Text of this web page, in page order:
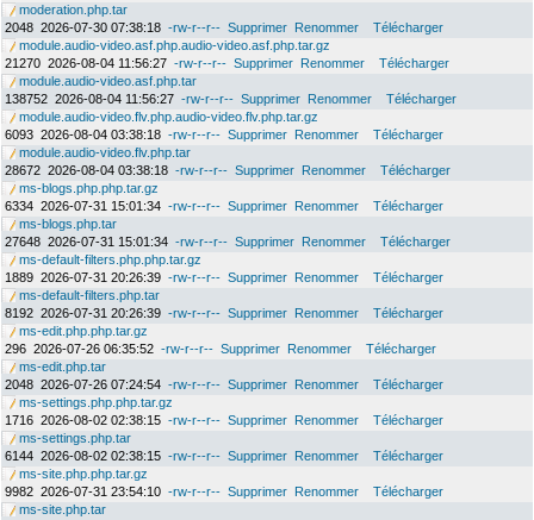
moderation.php.tar
2048 2026-07-30 07:38:18 -rw-r--r-- Supprimer Renommer
Télécharger
module.audio-video.asf.php.audio-video.asf.php.tar.gz
21270 2026-08-04 11:56:27 -rw-r--r-- Supprimer Renommer
Télécharger
module.audio-video.asf.php.tar
138752 2026-08-04 11:56:27 -rw-r--r-- Supprimer Renommer
Télécharger
module.audio-video.flv.php.audio-video.flv.php.tar.gz
6093 2026-08-04 03:38:18 -rw-r--r-- Supprimer Renommer
Télécharger
module.audio-video.flv.php.tar
28672 2026-08-04 03:38:18 -rw-r--r-- Supprimer Renommer
Télécharger
ms-blogs.php.php.tar.gz
6334 2026-07-31 15:01:34 -rw-r--r-- Supprimer Renommer
Télécharger
ms-blogs.php.tar
27648 2026-07-31 15:01:34 -rw-r--r-- Supprimer Renommer
Télécharger
ms-default-filters.php.php.tar.gz
1889 2026-07-31 20:26:39 -rw-r--r-- Supprimer Renommer
Télécharger
ms-default-filters.php.tar
8192 2026-07-31 20:26:39 -rw-r--r-- Supprimer Renommer
Télécharger
ms-edit.php.php.tar.gz
296 2026-07-26 06:35:52 -rw-r--r-- Supprimer Renommer
Télécharger
ms-edit.php.tar
2048 2026-07-26 07:24:54 -rw-r--r-- Supprimer Renommer
Télécharger
ms-settings.php.php.tar.gz
1716 2026-08-02 02:38:15 -rw-r--r-- Supprimer Renommer
Télécharger
ms-settings.php.tar
6144 2026-08-02 02:38:15 -rw-r--r-- Supprimer Renommer
Télécharger
ms-site.php.php.tar.gz
9982 2026-07-31 23:54:10 -rw-r--r-- Supprimer Renommer
Télécharger
ms-site.php.tar